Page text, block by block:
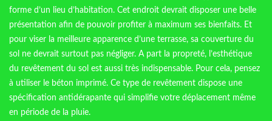
forme d’un lieu d’habitation. Cet endroit devrait disposer une belle
présentation afin de pouvoir profiter à maximum ses bienfaits. Et
pour viser la meilleure apparence d’une terrasse, sa couverture du
sol ne devrait surtout pas négliger. A part la propreté, l’esthétique
du revêtement du sol est aussi très indispensable. Pour cela, pensez
à utiliser le béton imprimé. Ce type de revêtement dispose une
spécification antidérapante qui simplifie votre déplacement même
en période de la pluie.